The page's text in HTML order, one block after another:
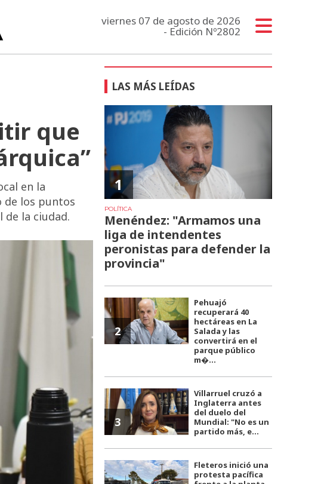
viernes 07 de agosto de 2026
- Edición Nº2802
que
en la
de los puntos
la ciudad.
LAS MÁS LEÍDAS
1
POLÍTICA
Menéndez: "Armamos una
liga de intendentes
peronistas para defender la
provincia"
2
Pehuajó
recuperará 40
hectáreas en La
Salada y las
convertirá en el
parque público
m�...
3
Villarruel cruzó a
Inglaterra antes
del duelo del
Mundial: "No es un
partido más, e...
Fleteros inició una
protesta pacífica